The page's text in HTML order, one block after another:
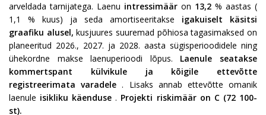
arveldada tarnijatega. Laenu intressimäär on 13,2 % aastas (
1,1
% kuus) ja seda amortiseeritakse
igakuiselt käsitsi
graafiku alusel, kusjuures suuremad põhiosa tagasimaksed on
planeeritud 2026., 2027. ja 2028. aasta sügisperioodidele ning
ühekordne makse laenuperioodi lõpus.
Laenule seatakse
kommertspant külvikule ja kõigile ettevõtte
registreerimata varadele . Lisaks annab ettevõtte omanik
laenule isikliku käenduse . Projekti riskimäär on C (72 100-
st).